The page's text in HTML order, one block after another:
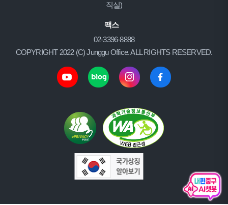
직실)
팩스
02-3396-8888
COPYRIGHT 2022 (C) Junggu Office. ALL RIGHTS RESERVED.